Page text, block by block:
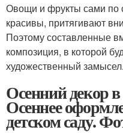
Овощи и фрукты сами по
красивы, притягивают
Поэтому составленные
композиция, в которой
художественный замысел.
Осенний декор в
Осеннее
детском саду.